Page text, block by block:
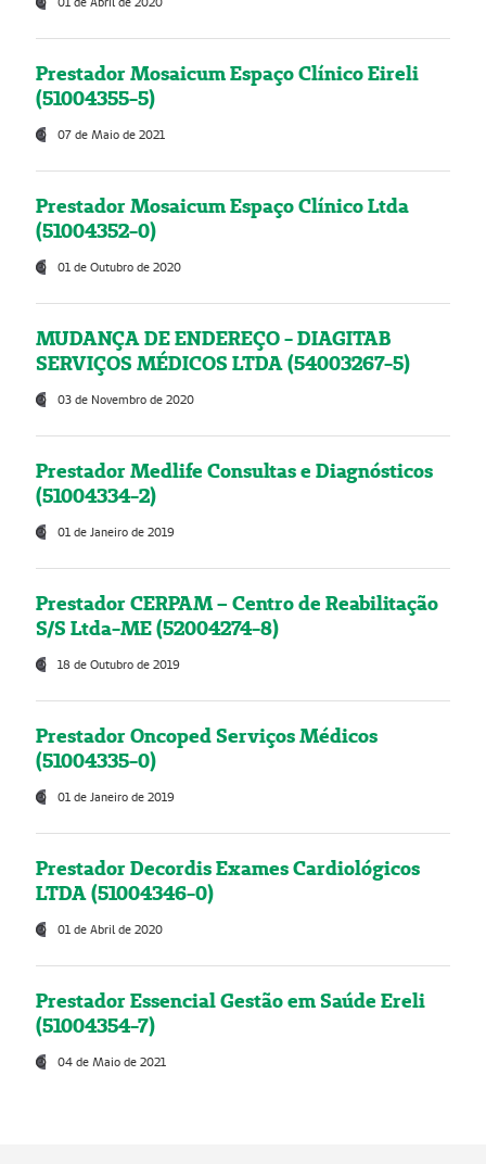
Prestador Mosaicum Espaço Clínico Eireli
(51004355-5)
07 de Maio de 2021
Prestador Mosaicum Espaço Clínico Ltda
(51004352-0)
01 de Outubro de 2020
MUDANÇA DE ENDEREÇO - DIAGITAB
SERVIÇOS MÉDICOS LTDA (54003267-5)
03 de Novembro de 2020
Prestador Medlife Consultas e Diagnósticos
(51004334-2)
01 de Janeiro de 2019
Prestador CERPAM – Centro de Reabilitação
S/S Ltda-ME (52004274-8)
18 de Outubro de 2019
Prestador Oncoped Serviços Médicos
(51004335-0)
01 de Janeiro de 2019
Prestador Decordis Exames Cardiológicos
LTDA (51004346-0)
01 de Abril de 2020
Prestador Essencial Gestão em Saúde Ereli
(51004354-7)
04 de Maio de 2021